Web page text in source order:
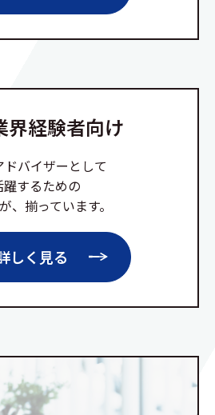
界経験者向け
ドバイザーとして
躍するための
、揃っています。
しく見る